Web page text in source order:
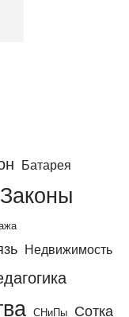
Батарея
Законы
Недвижимость
СНиПы Сотка